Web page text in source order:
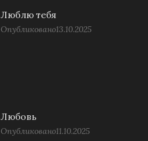
Люблю тебя
Опубликовано13.10.2025
Любовь
Опубликовано11.10.2025